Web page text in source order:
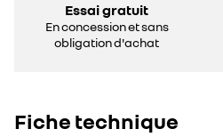
Essai gratuit
En concession et sans
obligation d'achat
Fiche technique